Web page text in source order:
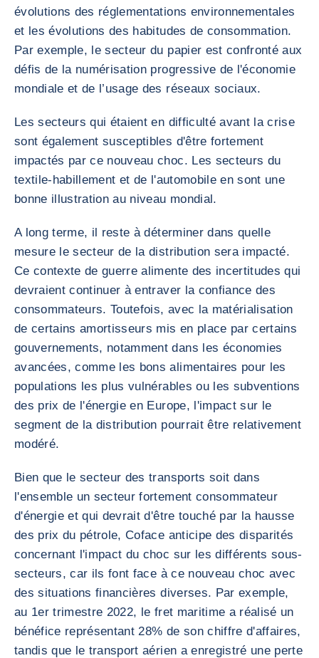
évolutions des réglementations environnementales
et les évolutions des habitudes de consommation.
Par exemple, le secteur du papier est confronté aux
défis de la numérisation progressive de l'économie
mondiale et de l’usage des réseaux sociaux.
Les secteurs qui étaient en difficulté avant la crise
sont également susceptibles d'être fortement
impactés par ce nouveau choc. Les secteurs du
textile-habillement et de l'automobile en sont une
bonne illustration au niveau mondial.
A long terme, il reste à déterminer dans quelle
mesure le secteur de la distribution sera impacté.
Ce contexte de guerre alimente des incertitudes qui
devraient continuer à entraver la confiance des
consommateurs. Toutefois, avec la matérialisation
de certains amortisseurs mis en place par certains
gouvernements, notamment dans les économies
avancées, comme les bons alimentaires pour les
populations les plus vulnérables ou les subventions
des prix de l'énergie en Europe, l'impact sur le
segment de la distribution pourrait être relativement
modéré.
Bien que le secteur des transports soit dans
l'ensemble un secteur fortement consommateur
d'énergie et qui devrait d'être touché par la hausse
des prix du pétrole, Coface anticipe des disparités
concernant l'impact du choc sur les différents sous-
secteurs, car ils font face à ce nouveau choc avec
des situations financières diverses. Par exemple,
au 1er trimestre 2022, le fret maritime a réalisé un
bénéfice représentant 28% de son chiffre d'affaires,
tandis que le transport aérien a enregistré une perte